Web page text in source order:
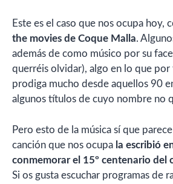
Este es el caso que nos ocupa hoy,
the movies de Coque Malla.
además de como músico por su
querréis olvidar), algo en lo que por
prodiga mucho desde aquellos 90
algunos títulos de cuyo nombre no
Pero esto de la música sí que
canción que nos ocupa la escribió
conmemorar el 15º centenario del
Si os gusta escuchar programas de